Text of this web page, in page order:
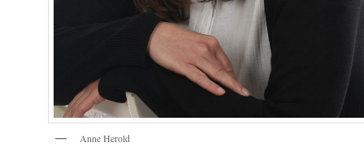
Anne Herold